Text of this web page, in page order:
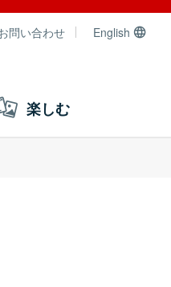
問い合わせ English
楽しむ